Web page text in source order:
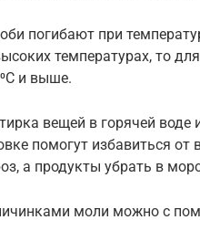
погибают при
температурах, то
и выше.
вещей в горячей воде
помогут избавиться
а продукты убрать в
моли можно с